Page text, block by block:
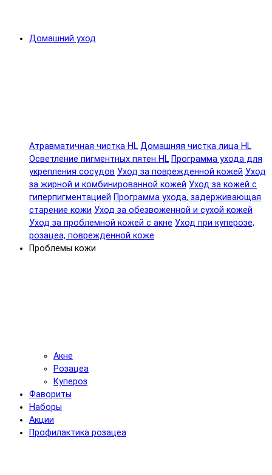
Домашний уход
Атравматичная чистка HL Домашняя чистка лица HL
Осветление пигментных пятен HL Программа ухода для
укрепления сосудов Уход за поврежденной кожей Уход
за жирной и комбинированной кожей Уход за кожей с
гиперпигментацией Программа ухода, задерживающая
старение кожи Уход за обезвоженной и сухой кожей
Уход за проблемной кожей с акне Уход при куперозе,
розацеа, поврежденной коже
Проблемы кожи
Акне
Розацеа
Купероз
Фавориты
Наборы
Акции
Профилактика розацеа